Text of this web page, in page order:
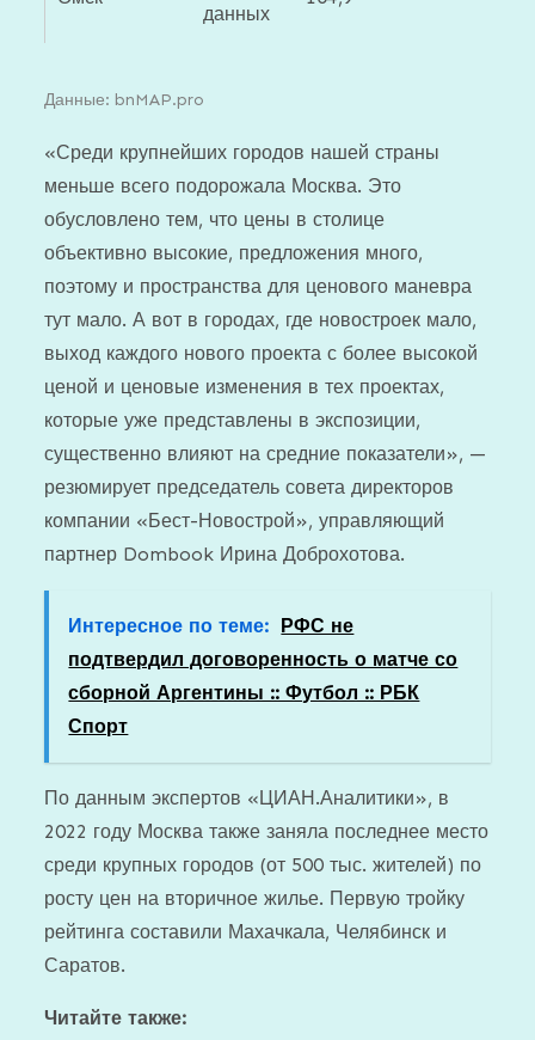
данных
Данные: bnMAP.pro
«Среди крупнейших городов нашей страны
меньше всего подорожала Москва. Это
обусловлено тем, что цены в столице
объективно высокие, предложения много,
поэтому и пространства для ценового маневра
тут мало. А вот в городах, где новостроек мало,
выход каждого нового проекта с более высокой
ценой и ценовые изменения в тех проектах,
которые уже представлены в экспозиции,
существенно влияют на средние показатели», —
резюмирует председатель совета директоров
компании «Бест-Новострой», управляющий
партнер Dombook Ирина Доброхотова.
Интересное по теме: РФС не
подтвердил договоренность о матче со
сборной Аргентины :: Футбол :: РБК
Спорт
По данным экспертов «ЦИАН.Аналитики», в
2022 году Москва также заняла последнее место
среди крупных городов (от 500 тыс. жителей) по
росту цен на вторичное жилье. Первую тройку
рейтинга составили Махачкала, Челябинск и
Саратов.
Читайте также: